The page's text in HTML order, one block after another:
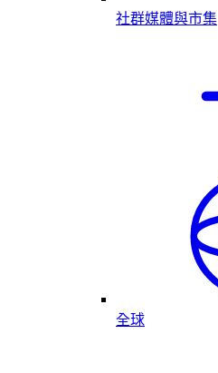
社群媒體與市集
全球